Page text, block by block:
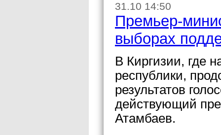
31.10 14:50
Премьер-
выборах
В Киргизии, где
республики,
результатов
действующий
Атамбаев.